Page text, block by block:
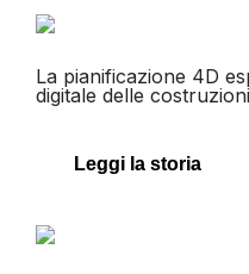
La pianificazione 4D
digitale delle costruzioni
Leggi la storia